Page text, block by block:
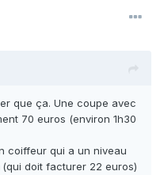
que ça. Une coupe avec
70 euros (environ 1h30
coiffeur qui a un niveau
doit facturer 22 euros)